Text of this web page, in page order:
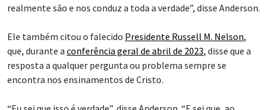
realmente são e nos conduz a toda a verdade”, disse Anderson.
Ele também citou o falecido Presidente Russell M. Nelson,
que, durante a conferência geral de abril de 2023, disse que a
resposta a qualquer pergunta ou problema sempre se
encontra nos ensinamentos de Cristo.